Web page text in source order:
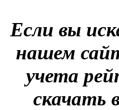
Если вы
нашем
учета
скачать